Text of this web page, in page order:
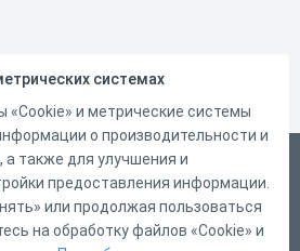
системах
и метрические системы
о производительности и
а также для улучшения и
предоставления информации.
или продолжая пользоваться
на обработку файлов «Cookie» и